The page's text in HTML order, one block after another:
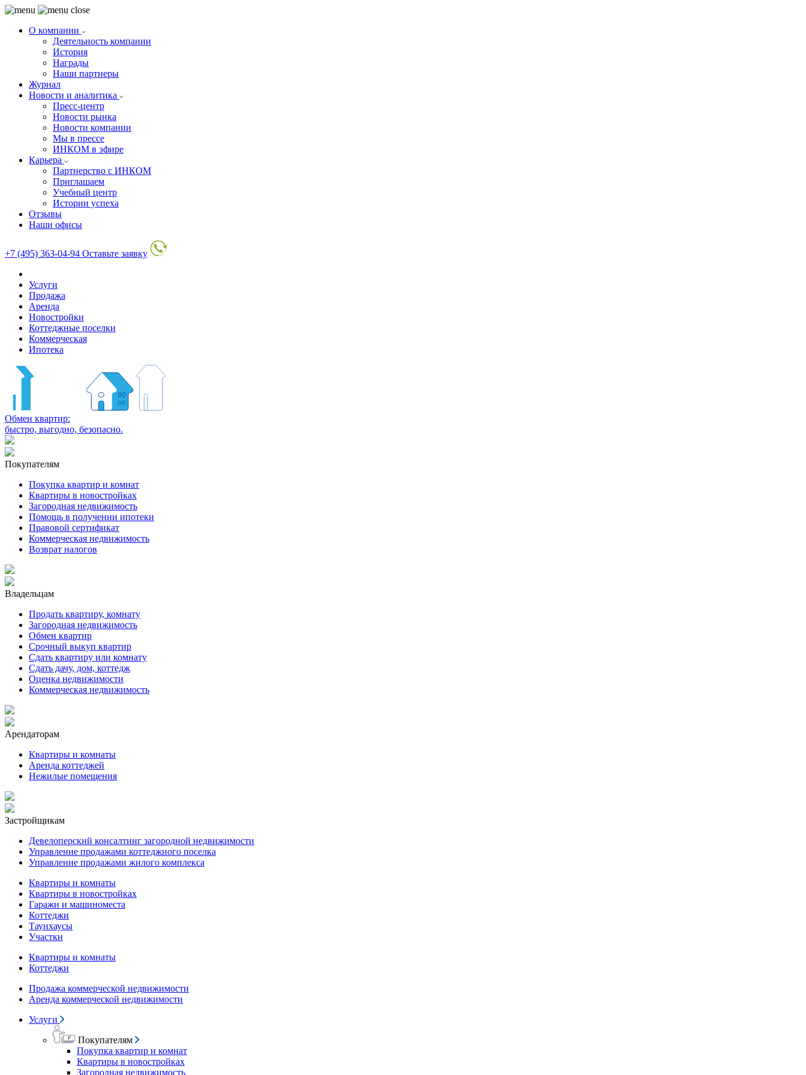
О компании
Деятельность компании
История
Награды
Наши партнеры
Журнал
Новости и аналитика
Пресс-центр
Новости рынка
Новости компании
Мы в прессе
ИНКОМ в эфире
Карьера
Партнерство с ИНКОМ
Приглашаем
Учебный центр
Истории успеха
Отзывы
Наши офисы
+7 (495) 363-04-94 Оставьте заявку
Услуги
Продажа
Аренда
Новостройки
Коттеджные поселки
Коммерческая
Ипотека
Обмен квартир:
быстро, выгодно, безопасно.
Покупателям
Покупка квартир и комнат
Квартиры в новостройках
Загородная недвижимость
Помощь в получении ипотеки
Правовой сертификат
Коммерческая недвижимость
Возврат налогов
Владельцам
Продать квартиру, комнату
Загородная недвижимость
Обмен квартир
Срочный выкуп квартир
Сдать квартиру или комнату
Сдать дачу, дом, коттедж
Оценка недвижимости
Коммерческая недвижимость
Арендаторам
Квартиры и комнаты
Аренда коттеджей
Нежилые помещения
Застройщикам
Девелоперский консалтинг загородной недвижимости
Управление продажами коттеджного поселка
Управление продажами жилого комплекса
Квартиры и комнаты
Квартиры в новостройках
Гаражи и машиноместа
Коттеджи
Таунхаусы
Участки
Квартиры и комнаты
Коттеджи
Продажа коммерческой недвижимости
Аренда коммерческой недвижимости
Услуги
Покупателям
Покупка квартир и комнат
Квартиры в новостройках
Загородная недвижимость